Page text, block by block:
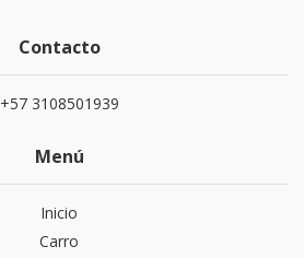
Contacto
+57 3108501939
Menú
Inicio
Carro